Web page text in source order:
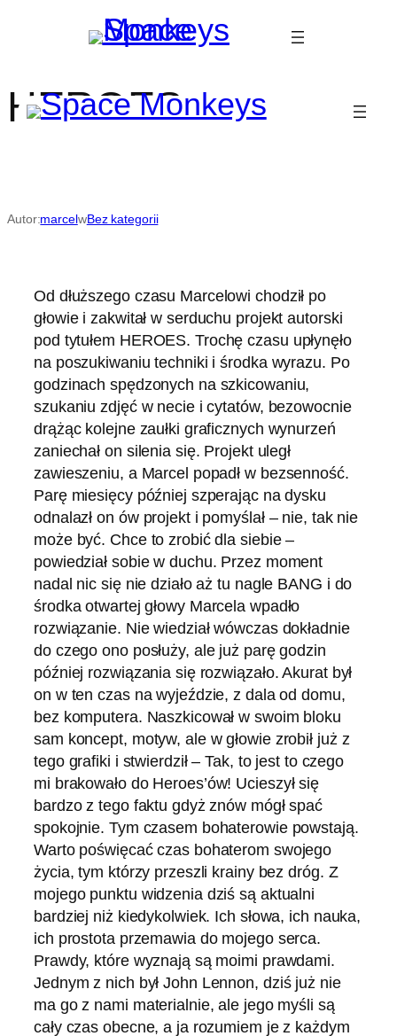
HEROES
Autor:marcelwBez kategorii
Od dłuższego czasu Marcelowi chodził po
głowie i zakwitał w serduchu projekt autorski
pod tytułem HEROES. Trochę czasu upłynęło
na poszukiwaniu techniki i środka wyrazu. Po
godzinach spędzonych na szkicowaniu,
szukaniu zdjęć w necie i cytatów, bezowocnie
drążąc kolejne zaułki graficznych wynurzeń
zaniechał on silenia się. Projekt uległ
zawieszeniu, a Marcel popadł w bezsenność.
Parę miesięcy później szperając na dysku
odnalazł on ów projekt i pomyślał – nie, tak nie
może być. Chce to zrobić dla siebie –
powiedział sobie w duchu. Przez moment
nadal nic się nie działo aż tu nagle BANG i do
środka otwartej głowy Marcela wpadło
rozwiązanie. Nie wiedział wówczas dokładnie
do czego ono posłuży, ale już parę godzin
później rozwiązania się rozwiązało. Akurat był
on w ten czas na wyjeździe, z dala od domu,
bez komputera. Naszkicował w swoim bloku
sam koncept, motyw, ale w głowie zrobił już z
tego grafiki i stwierdził – Tak, to jest to czego
mi brakowało do Heroes’ów! Ucieszył się
bardzo z tego faktu gdyż znów mógł spać
spokojnie. Tym czasem bohaterowie powstają.
Warto poświęcać czas bohaterom swojego
życia, tym którzy przeszli krainy bez dróg. Z
mojego punktu widzenia dziś są aktualni
bardziej niż kiedykolwiek. Ich słowa, ich nauka,
ich prostota przemawia do mojego serca.
Prawdy, które wyznają są moimi prawdami.
Jednym z nich był John Lennon, dziś już nie
ma go z nami materialnie, ale jego myśli są
cały czas obecne, a ja rozumiem je z każdym